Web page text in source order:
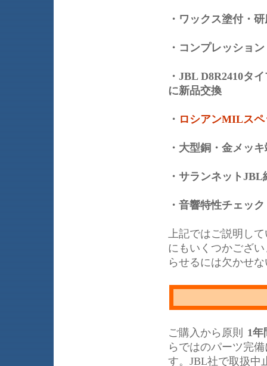
・ワックス塗付・
・コンプレッショ
・JBL D8R2410タ
に新品交換
・ ロシアンMILス
・大型銅・金メッ
・サランネット
・音響特性チェッ
上記ではご説明し
にもいくつかござ
らせるには欠かせ
ご購入から原則
1年
らではのパーツ完
す。JBL社で取扱中